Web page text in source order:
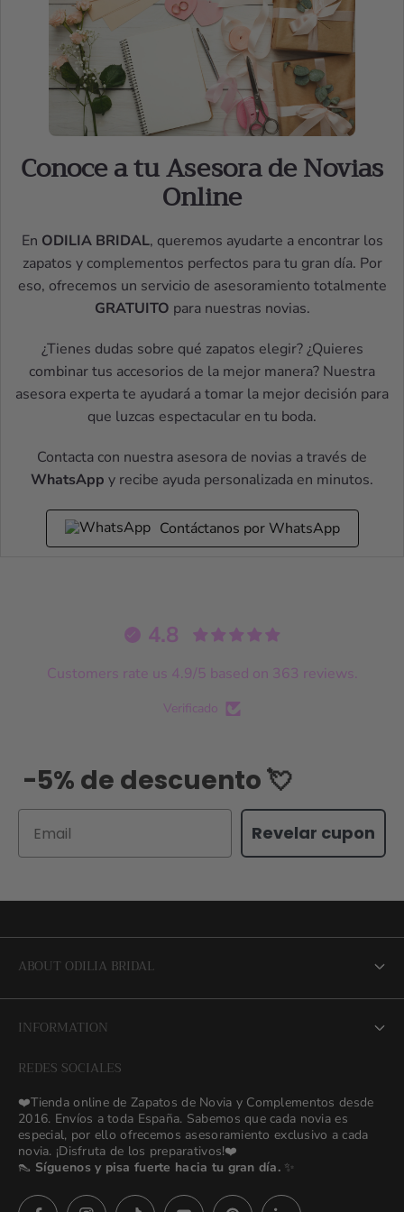
Conoce a tu Asesora de Novias
Online
En ODILIA BRIDAL, queremos ayudarte a encontrar los
zapatos y complementos perfectos para tu gran día. Por
eso, ofrecemos un servicio de asesoramiento totalmente
GRATUITO para nuestras novias.
¿Tienes dudas sobre qué zapatos elegir? ¿Quieres
combinar tus accesorios de la mejor manera? Nuestra
asesora experta te ayudará a tomar la mejor decisión para
que luzcas espectacular en tu boda.
Contacta con nuestra asesora de novias a través de
WhatsApp y recibe ayuda personalizada en minutos.
Contáctanos por WhatsApp
4.8
Customers rate us 4.9/5 based on 363 reviews.
Verificado
-5% de descuento 💘
Revelar cupon
REDES SOCIALES
❤️Tienda online de Zapatos de Novia y Complementos desde
2016. Envíos a toda España. Sabemos que cada novia es
especial, por ello ofrecemos asesoramiento exclusivo a cada
novia. ¡Disfruta de los preparativos!❤️
👠 Síguenos y pisa fuerte hacia tu gran día. ✨
ABOUT ODILIA BRIDAL
Search
contact us
INFORMATION
⭐ Opiniones de Nuestras Novias 👰🏻
💒 Novias Reales 💍✨
🚚 Envío y Cambios